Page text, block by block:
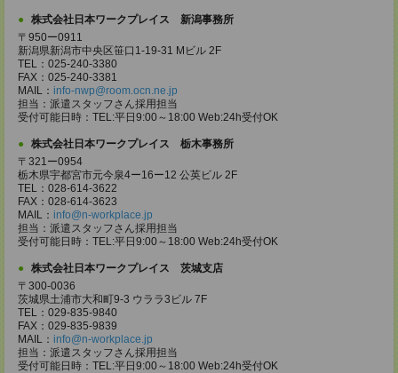
株式会社日本ワークプレイス 新潟事務所
〒950ー0911
新潟県新潟市中央区笹口1-19-31 Mビル 2F
TEL：025-240-3380
FAX：025-240-3381
MAIL： info-nwp@room.ocn.ne.jp
担当：派遣スタッフさん採用担当
受付可能日時：TEL:平日9:00～18:00 Web:24h受付OK
株式会社日本ワークプレイス 栃木事務所
〒321ー0954
栃木県宇都宮市元今泉4ー16ー12 公英ビル 2F
TEL：028-614-3622
FAX：028-614-3623
MAIL： info@n-workplace.jp
担当：派遣スタッフさん採用担当
受付可能日時：TEL:平日9:00～18:00 Web:24h受付OK
株式会社日本ワークプレイス 茨城支店
〒300-0036
茨城県土浦市大和町9-3 ウララ3ビル 7F
TEL：029-835-9840
FAX：029-835-9839
MAIL： info@n-workplace.jp
担当：派遣スタッフさん採用担当
受付可能日時：TEL:平日9:00～18:00 Web:24h受付OK